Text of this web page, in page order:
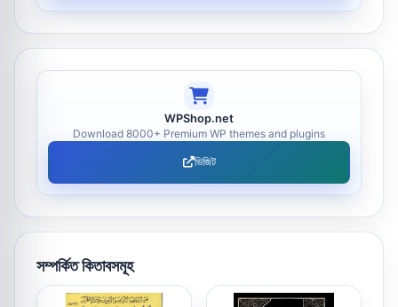
WPShop.net
Download 8000+ Premium WP themes and plugins
ভিজিট
সম্পর্কিত কিতাবসমূহ